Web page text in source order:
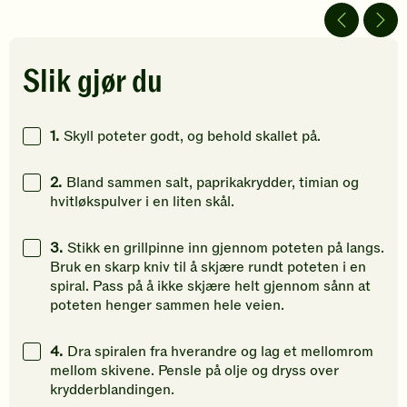
Klikk
for
gi
din
din
av
5
Slik gjør du
1. Skyll poteter godt, og behold skallet på.
2. Bland sammen salt, paprikakrydder, timian og
hvitløkspulver i en liten skål.
3. Stikk en grillpinne inn gjennom poteten på langs.
Bruk en skarp kniv til å skjære rundt poteten i en
spiral. Pass på å ikke skjære helt gjennom sånn at
poteten henger sammen hele veien.
4. Dra spiralen fra hverandre og lag et mellomrom
mellom skivene. Pensle på olje og dryss over
krydderblandingen.